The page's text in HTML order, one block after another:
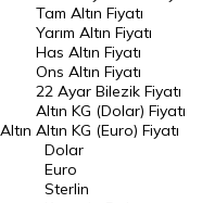
DÖVİZ
Döviz Kuru
Dolar Kuru
Euro Kuru
Pound Kuru
Altın
Tam Altın Fiyatı
Yarım Altın Fiyatı
Has Altın Fiyatı
Ons Altın Fiyatı
22 Ayar Bilezik Fiyatı
Altın KG (Dolar) Fiyatı
Altın KG (Euro) Fiyatı
Dolar
Euro
Sterlin